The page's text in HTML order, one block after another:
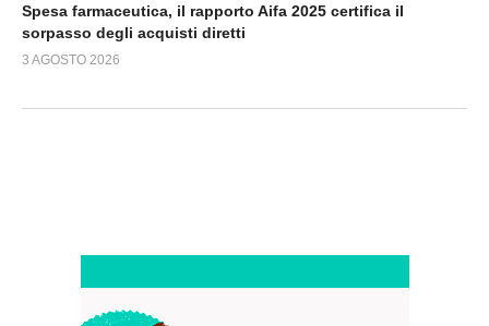
Spesa farmaceutica, il rapporto Aifa 2025 certifica il
sorpasso degli acquisti diretti
3 AGOSTO 2026